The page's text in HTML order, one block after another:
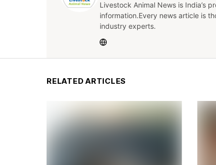
Livestock Animal News is India’s
information.Every news article is
industry experts.
RELATED ARTICLES